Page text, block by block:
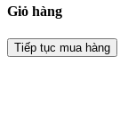
Giỏ hàng
Tiếp tục mua hàng